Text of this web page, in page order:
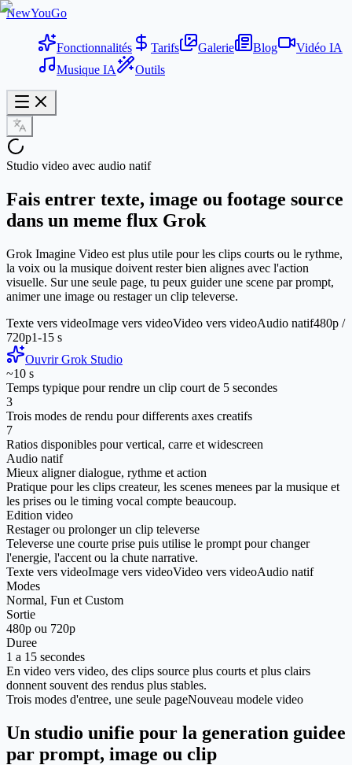
NewYouGo
Fonctionnalités Tarifs Galerie Blog
Vidéo IA
Musique IA
Outils
Studio video avec audio natif
Fais entrer texte, image ou footage source
dans un meme flux Grok
Grok Imagine Video est plus utile pour les clips courts ou le rythme,
la voix ou la musique doivent rester bien alignes avec l'action
visuelle. Sur une seule page, tu peux guider une scene par prompt,
animer une image ou restager un clip televerse.
Texte vers videoImage vers videoVideo vers videoAudio natif480p /
720p1-15 s
Ouvrir Grok Studio
~10 s
Temps typique pour rendre un clip court de 5 secondes
3
Trois modes de rendu pour differents axes creatifs
7
Ratios disponibles pour vertical, carre et widescreen
Audio natif
Mieux aligner dialogue, rythme et action
Pratique pour les clips createur, les scenes menees par la musique et
les prises ou le timing vocal compte beaucoup.
Edition video
Restager ou prolonger un clip televerse
Televerse une courte prise puis utilise le prompt pour changer
l'energie, l'accent ou la chute narrative.
Texte vers videoImage vers videoVideo vers videoAudio natif
Modes
Normal, Fun et Custom
Sortie
480p ou 720p
Duree
1 a 15 secondes
En video vers video, des clips source plus courts et plus clairs
donnent souvent des rendus plus stables.
Trois modes d'entree, une seule pageNouveau modele video
Un studio unifie pour la generation guidee
par prompt, image ou clip